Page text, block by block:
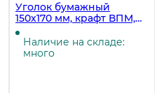
Уголок бумажный
150х170 мм, крафт ВПМ,
бежевый, 40 г/м2, в
упаковке 2000 штук
Наличие на складе:
много